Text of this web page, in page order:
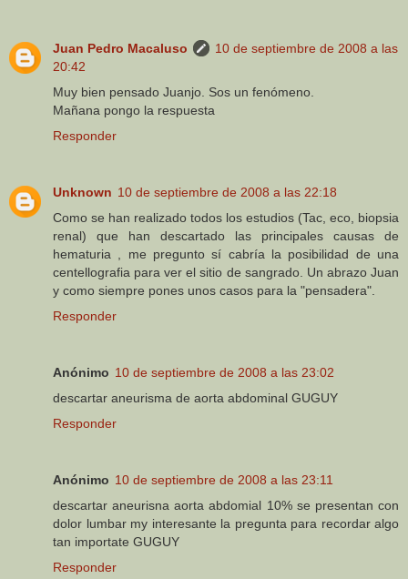
Juan Pedro Macaluso
10 de septiembre de 2008 a las
20:42
Muy bien pensado Juanjo. Sos un fenómeno.
Mañana pongo la respuesta
Responder
Unknown 10 de septiembre de 2008 a las 22:18
Como se han realizado todos los estudios (Tac, eco, biopsia
renal) que han descartado las principales causas de
hematuria , me pregunto sí cabría la posibilidad de una
centellografia para ver el sitio de sangrado. Un abrazo Juan
y como siempre pones unos casos para la "pensadera".
Responder
Anónimo 10 de septiembre de 2008 a las 23:02
descartar aneurisma de aorta abdominal GUGUY
Responder
Anónimo 10 de septiembre de 2008 a las 23:11
descartar aneurisna aorta abdomial 10% se presentan con
dolor lumbar my interesante la pregunta para recordar algo
tan importate GUGUY
Responder